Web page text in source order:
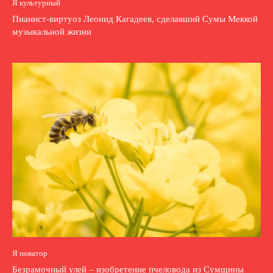
Я культурный
Пианист-виртуоз Леонид Кагадеев, сделавший Сумы Меккой
музыкальной жизни
Я новатор
Безрамочный улей – изобретение пчеловода из Сумщины